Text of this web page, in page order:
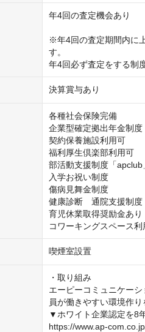
年4回の査定機会あり
※年4回の査定期間内に
す。
年4回必ず査定をする制
決算賞与あり
各種社会保険完備
企業型確定拠出年金制度
契約保養施設利用可
福利厚生倶楽部利用可
部活動支援制度「apclub
入学お祝い制度
傷病見舞金制度
健康診断　通院支援制度
育児休業取得奨励金あり
コワーキングスペース
喫煙室設置
・取り組み
エーピーコミュニケー
員が働きやすい環境作り
▼ホワイト企業認定を8
https://www.ap-